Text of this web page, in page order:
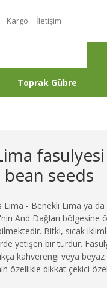
Kargo İletişim
Toprak Gübre
bean seeds
Lima - Benekli Lima ya
And Dağları bölgesine
Bitki, sıcak
yetişen bir türdür.
kahverengi veya
özellikle dikkat çekici